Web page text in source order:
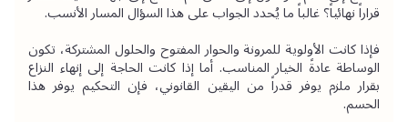
قراراً نهائياً؟ غالباً ما يُحدد الجواب على هذا السؤال المسار الأنسب.
الحسم.